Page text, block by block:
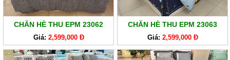
CHĂN HÈ THU EPM 23062
Giá: 2,599,000 Đ
CHĂN HÈ THU EPM 23063
Giá: 2,599,000 Đ